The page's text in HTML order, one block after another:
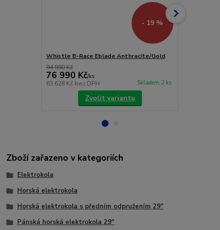
- 19 %
Whistle B-Race Eblade Anthracite/Gold
94 990 Kč
76 990 Kč/ks
63 628 Kč bez DPH Skladem 2 ks
Zvolit variantu
Zboží zařazeno v kategoriích
Elektrokola
Horská elektrokola
Horská elektrokola s předním odpružením 29"
Pánská horská elektrokola 29"